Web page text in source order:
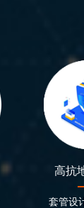
高抗
套管设